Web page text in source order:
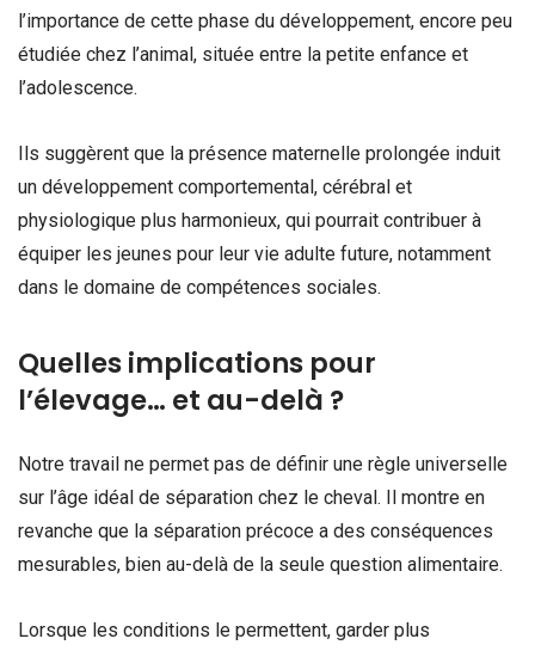
l’importance de cette phase du développement, encore peu
étudiée chez l’animal, située entre la petite enfance et
l’adolescence.
Ils suggèrent que la présence maternelle prolongée induit
un développement comportemental, cérébral et
physiologique plus harmonieux, qui pourrait contribuer à
équiper les jeunes pour leur vie adulte future, notamment
dans le domaine de compétences sociales.
Quelles implications pour
l’élevage… et au-delà ?
Notre travail ne permet pas de définir une règle universelle
sur l’âge idéal de séparation chez le cheval. Il montre en
revanche que la séparation précoce a des conséquences
mesurables, bien au-delà de la seule question alimentaire.
Lorsque les conditions le permettent, garder plus